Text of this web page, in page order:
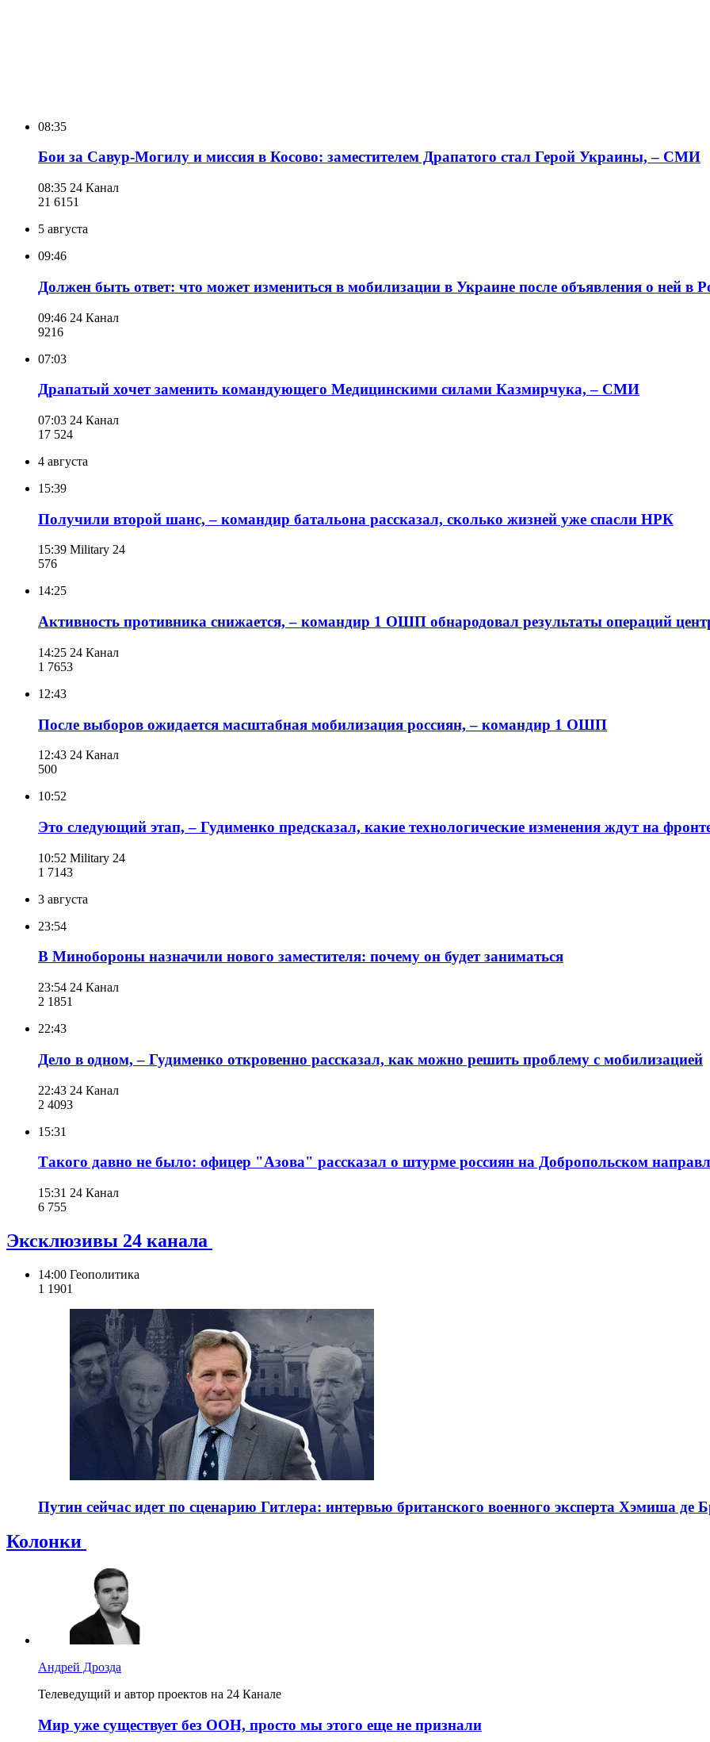
08:35
Бои за Савур-Могилу и миссия в Косово: заместителем Драпатого стал Герой Украины, – СМИ
08:35 24 Канал
21 6151
5 августа
09:46
Должен быть ответ: что может измениться в мобилизации в Украине после объявления о ней в
09:46 24 Канал
9216
07:03
Драпатый хочет заменить командующего Медицинскими силами Казмирчука, – СМИ
07:03 24 Канал
17 524
4 августа
15:39
Получили второй шанс, – командир батальона рассказал, сколько жизней уже спасли НРК
15:39 Military 24
576
14:25
Активность противника снижается, – командир 1 ОШП обнародовал результаты операций
14:25 24 Канал
1 7653
12:43
После выборов ожидается масштабная мобилизация россиян, – командир 1 ОШП
12:43 24 Канал
500
10:52
Это следующий этап, – Гудименко предсказал, какие технологические изменения ждут на
10:52 Military 24
1 7143
3 августа
23:54
В Минобороны назначили нового заместителя: почему он будет заниматься
23:54 24 Канал
2 1851
22:43
Дело в одном, – Гудименко откровенно рассказал, как можно решить проблему с мобилизацией
22:43 24 Канал
2 4093
15:31
Такого давно не было: офицер "Азова" рассказал о штурме россиян на Добропольском
15:31 24 Канал
6 755
Эксклюзивы 24 канала
14:00 Геополитика
1 1901
Путин сейчас идет по сценарию Гитлера: интервью британского военного эксперта Хэмиша де
Колонки
Андрей Дрозда
Телеведущий и автор проектов на 24 Канале
Мир уже существует без ООН, просто мы этого еще не признали